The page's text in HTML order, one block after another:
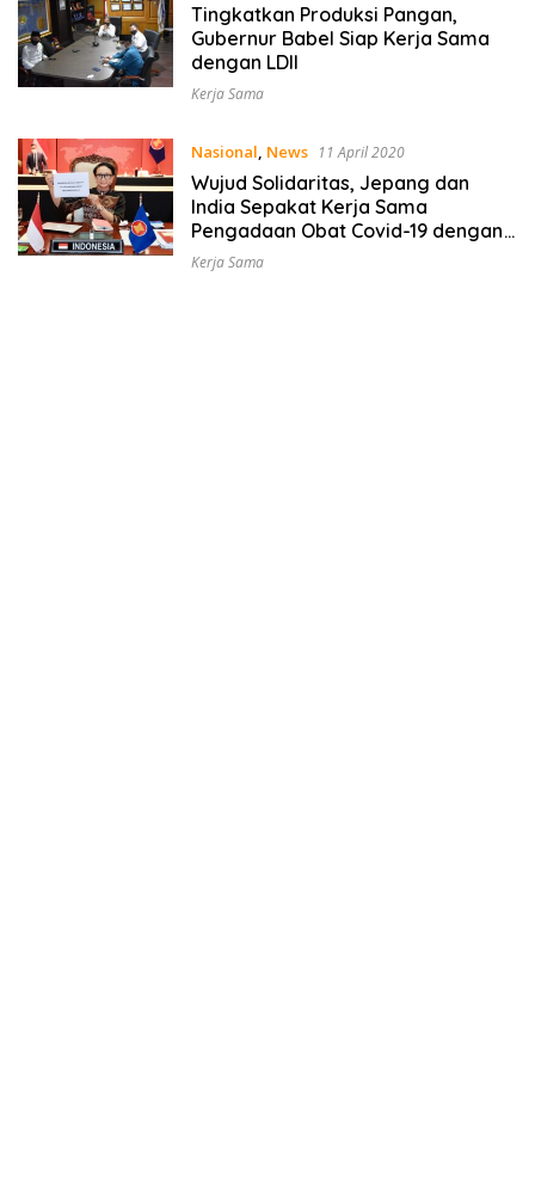
Tingkatkan Produksi Pangan,
Gubernur Babel Siap Kerja Sama
dengan LDII
Kerja Sama
Nasional, News 11 April 2020
Wujud Solidaritas, Jepang dan
India Sepakat Kerja Sama
Pengadaan Obat Covid-19 dengan
Indonesia
Kerja Sama